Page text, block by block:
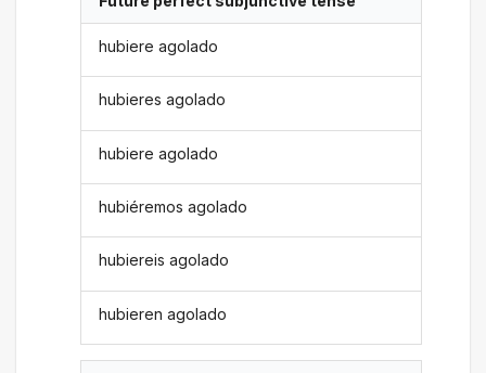
hubiere agolado
hubieres agolado
hubiere agolado
hubiéremos agolado
hubiereis agolado
hubieren agolado